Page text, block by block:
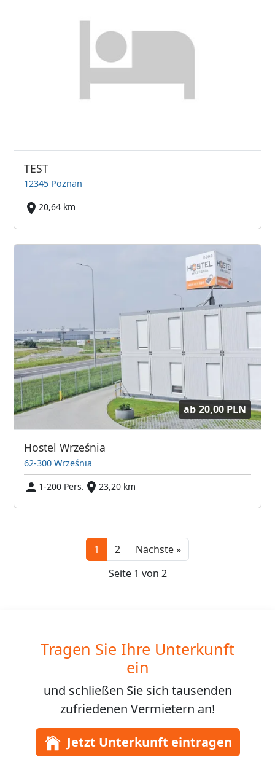
TEST
12345 Poznan
20,64 km
ab 20,00 PLN
Hostel Września
62-300 Września
1-200 Pers.
23,20 km
1 2 Nächste »Next
Seite 1 von 2
Tragen Sie Ihre Unterkunft
ein
und schließen Sie sich tausenden
zufriedenen Vermietern an!
Jetzt Unterkunft eintragen